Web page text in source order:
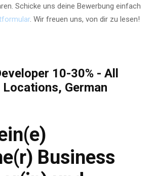
Schicke uns deine Bewerbung einfach
. Wir freuen uns, von dir zu lesen!
10-30% - All
German
Business